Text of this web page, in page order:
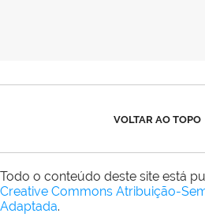
VOLTAR AO TOPO
Todo o conteúdo deste site está
Creative Commons Atribuição-
Adaptada.